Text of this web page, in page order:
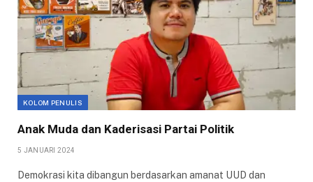
KOLOM PENULIS
Anak Muda dan Kaderisasi Partai Politik
5 JANUARI 2024
Demokrasi kita dibangun berdasarkan amanat UUD dan